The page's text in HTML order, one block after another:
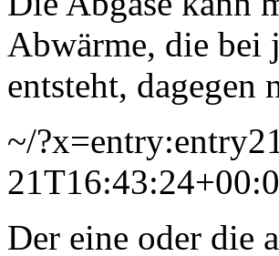
Abwärme, die bei
entsteht, dagegen
~/
Der eine oder die